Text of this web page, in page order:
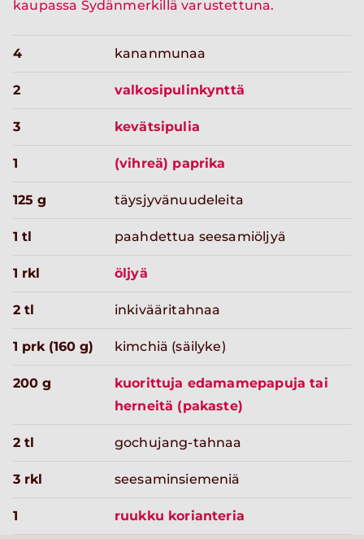
kaupassa Sydänmerkillä varustettuna.
4 kananmunaa
2 valkosipulinkynttä
3 kevätsipulia
1 (vihreä) paprika
125 g täysjyvänuudeleita
1 tl paahdettua seesamiöljyä
1 rkl öljyä
2 tl inkivääritahnaa
1 prk (160 g) kimchiä (säilyke)
200 g
kuorittuja edamamepapuja tai
herneitä (pakaste)
2 tl gochujang-tahnaa
3 rkl seesaminsiemeniä
1 ruukku korianteria